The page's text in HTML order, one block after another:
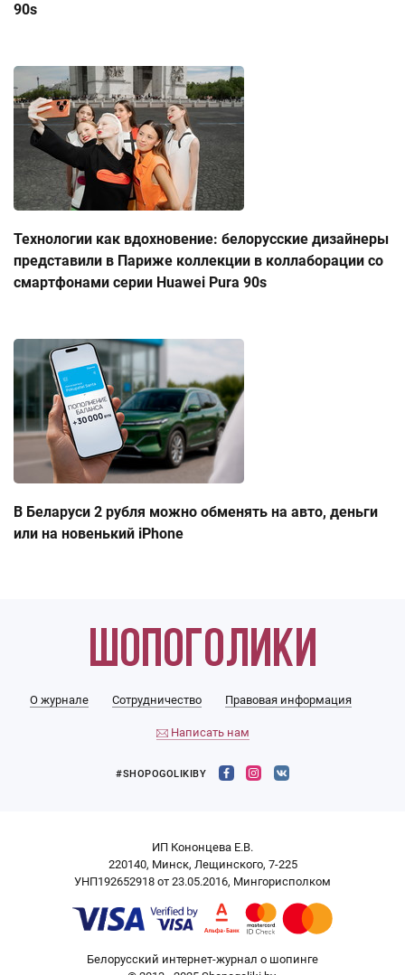
90s
Технологии как вдохновение: белорусские дизайнеры
представили в Париже коллекции в коллаборации со
смартфонами серии Huawei Pura 90s
В Беларуси 2 рубля можно обменять на авто, деньги
или на новенький iPhone
О журнале Сотрудничество Правовая информация
Написать нам
#SHOPOGOLIKIBY
ИП Кононцева Е.В.
220140, Минск, Лещинского, 7-225
УНП192652918 от 23.05.2016, Мингорисполком
Белорусский интернет-журнал о шопинге